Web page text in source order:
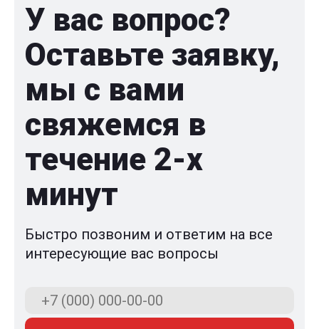
У вас вопрос?
Оставьте заявку,
мы с вами
свяжемся в
течение 2-x
минут
Быстро позвоним и ответим на все
интересующие вас вопросы